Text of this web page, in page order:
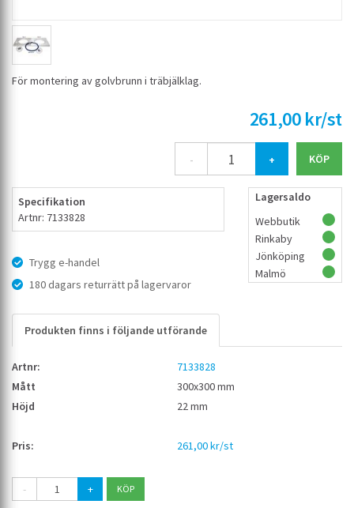
För montering av golvbrunn i träbjälklag.
261,00 kr/st
- +
Specifikation
Artnr: 7133828
Trygg e-handel
180 dagars returrätt på lagervaror
Lagersaldo
Webbutik
Rinkaby
Jönköping
Malmö
Produkten finns i följande utförande
7133828
300x300 mm
22 mm
261,00 kr/st
- +